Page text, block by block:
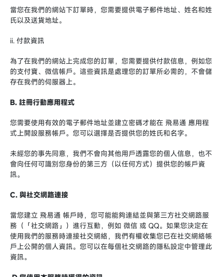
當您在我們的網站下訂單時，您需要提供電子郵件地址、姓名和姓
氏以及送貨地址。
ii. 付款資訊
為了在我們的網站上完成您的訂單，您需要提供付款信息，例如您
的支付寶、微信帳戶。這些資訊是處理您的訂單所必需的，不會儲
存在我們的伺服器上。
B. 註冊行動應用程式
您需要使用有效的電子郵件地址並建立密碼才能在 飛易通 應用程
式上開設服務帳戶。您可以選擇是否提供您的姓氏和名字。
未經您的事先同意，我們不會向其他用戶透露您的個人信息，也不
會向任何可識別您身份的第三方（以任何方式）提供您的帳戶資
訊。
C. 與社交網路連接
當您建立 飛易通 帳戶時，您可能能夠連結並與第三方社交網路服
務（「社交網路」）進行互動，例如 微信 或 QQ。如果您決定在
使用我們的服務時連接社交網絡，我們有權收集您已在社交網絡帳
戶上公開的個人資訊。您可以在每個社交網路的隱私設定中管理此
資訊。